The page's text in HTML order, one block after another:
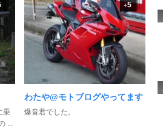
乗
...
+5
わたや@モトブログやってます
爆音君でした。